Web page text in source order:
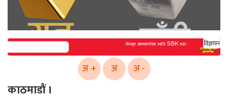
विज्ञापन
अ + अ अ -
काठमाडौं ।